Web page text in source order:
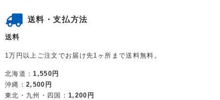
送料・支払方法
送料
1万円以上ご注文でお届け先1ヶ所まで送料無料。
北海道：1,550円
沖縄：2,500円
東北・九州・四国：1,200円